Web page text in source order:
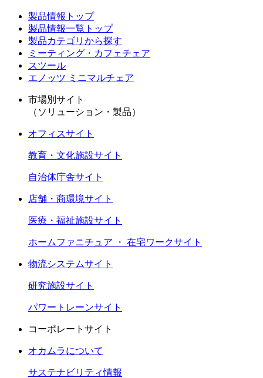
製品情報トップ
製品情報一覧トップ
製品カテゴリから探す
ミーティング・カフェチェア
スツール
エノッツ ミニマルチェア
市場別サイト
（ソリューション・製品）
オフィスサイト
教育・文化施設サイト
自治体庁舎サイト
店舗・商環境サイト
医療・福祉施設サイト
ホームファニチュア ・ 在宅ワークサイト
物流システムサイト
研究施設サイト
パワートレーンサイト
コーポレートサイト
オカムラについて
サステナビリティ情報